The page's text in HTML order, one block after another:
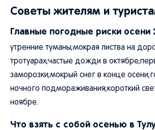
Советы жителям и
Главные погодные риски осени
утренние туманы;мокрая листва на
тротуарах;частые дожди в
заморозки;мокрый снег в конце
ночного подмораживания;короткий
ноябре.
Что взять с собой осенью в